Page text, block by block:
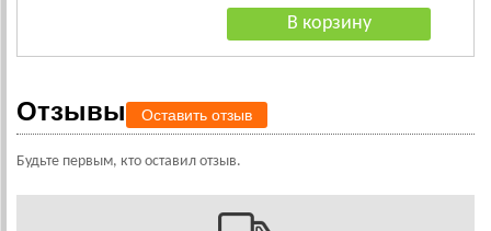
Отзывы Оставить отзыв
Будьте первым, кто оставил отзыв.